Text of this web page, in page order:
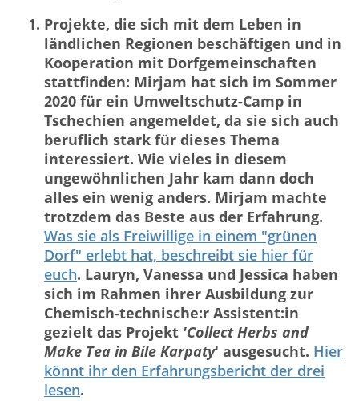
Projekte, die sich mit dem Leben in
ländlichen Regionen beschäftigen und in
Kooperation mit Dorfgemeinschaften
stattfinden: Mirjam hat sich im Sommer
2020 für ein Umweltschutz-Camp in
Tschechien angemeldet, da sie sich auch
beruflich stark für dieses Thema
interessiert. Wie vieles in diesem
ungewöhnlichen Jahr kam dann doch
alles ein wenig anders. Mirjam machte
trotzdem das Beste aus der Erfahrung.
Was sie als Freiwillige in einem "grünen
Dorf" erlebt hat, beschreibt sie hier für
euch. Lauryn, Vanessa und Jessica haben
sich im Rahmen ihrer Ausbildung zur
Chemisch-technische:r Assistent:in
gezielt das Projekt 'Collect Herbs and
Make Tea in Bile Karpaty' ausgesucht. Hier
könnt ihr den Erfahrungsbericht der drei
lesen.